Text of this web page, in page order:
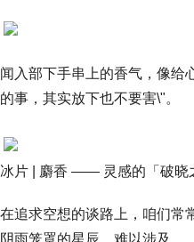
闻入部下手串上的香气，像
的事，其实放下也不要害\"。
冰片 | 麝香 —— 灵感的「破晓
在追求空想的谈路上，咱们常
阴雨笼罩的星辰，难以涉及。